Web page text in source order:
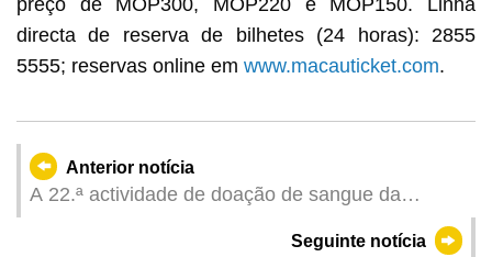
directa de reserva de bilhetes (24 horas): 2855
5555; reservas online em www.macauticket.com.
Anterior notícia
A 22.ª actividade de doação de sangue da
Guarnição em Macau do Exército de Libertação
Seguinte notícia